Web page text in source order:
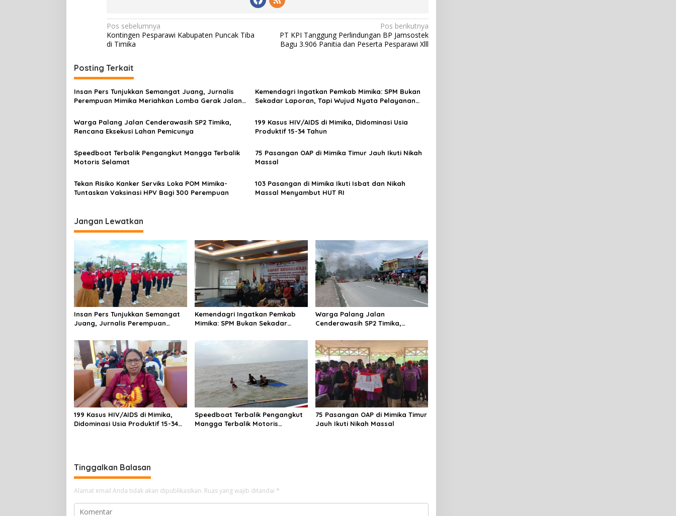
N
a
i
g
a
i
o
s
Pos sebelumnya
Kontingen Pesparawi Kabupaten Puncak Tiba
di Timika
Pos berikutnya
PT KPI Tanggung Perlindungan BP Jamsostek
Bagu 3.906 Panitia dan Peserta Pesparawi Xlll
Posting Terkait
Insan Pers Tunjukkan Semangat Juang, Jurnalis
Perempuan Mimika Meriahkan Lomba Gerak Jalan
Kemendagri Ingatkan Pemkab Mimika: SPM Bukan
Sekadar Laporan, Tapi Wujud Nyata Pelayanan
Warga Palang Jalan Cenderawasih SP2 Timika,
Rencana Eksekusi Lahan Pemicunya
199 Kasus HIV/AIDS di Mimika, Didominasi Usia
Produktif 15-34 Tahun
Speedboat Terbalik Pengangkut Mangga Terbalik
Motoris Selamat
75 Pasangan OAP di Mimika Timur Jauh Ikuti Nikah
Massal
Tekan Risiko Kanker Serviks Loka POM Mimika-
Tuntaskan Vaksinasi HPV Bagi 300 Perempuan
103 Pasangan di Mimika Ikuti Isbat dan Nikah
Massal Menyambut HUT RI
Jangan Lewatkan
Insan Pers Tunjukkan Semangat
Juang, Jurnalis Perempuan
Jalan Kreasi HUT ke-81 RI
Kemendagri Ingatkan Pemkab
Mimika: SPM Bukan Sekadar
Pelayanan Rakyat
Warga Palang Jalan
Cenderawasih SP2 Timika,
Pemicunya
199 Kasus HIV/AIDS di Mimika,
Didominasi Usia Produktif 15-34
Speedboat Terbalik Pengangkut
Mangga Terbalik Motoris
75 Pasangan OAP di Mimika Timur
Jauh Ikuti Nikah Massal
Tinggalkan Balasan
Alamat email Anda tidak akan dipublikasikan. Ruas yang wajib ditandai *